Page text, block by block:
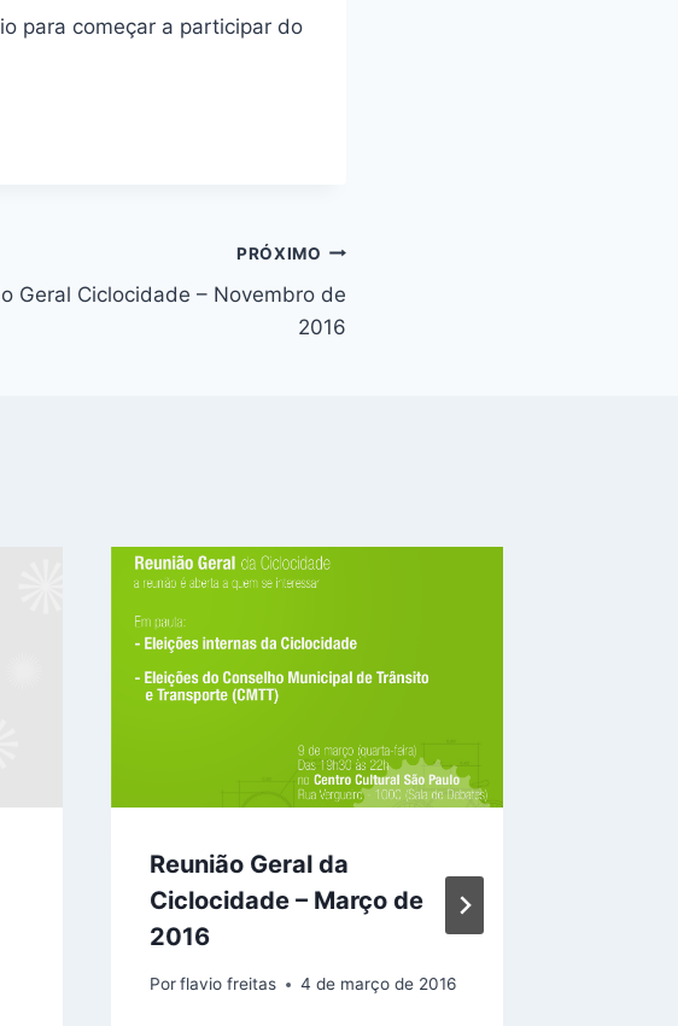
para começar a participar do
PRÓXIMO
Geral Ciclocidade – Novembro de
2016
Reunião Geral da
Ciclocidade – Março de
2016
Por flavio freitas 4 de março de 2016